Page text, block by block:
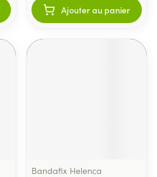
Ajouter au panier
Bandafix Helenca